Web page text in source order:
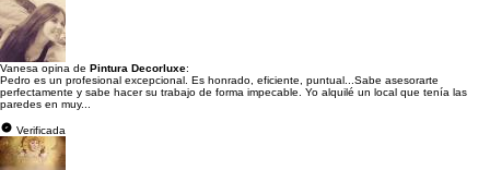
Vanesa opina de Pintura Decorluxe:
Pedro es un profesional excepcional. Es honrado, eficiente, puntual...Sabe asesorarte
perfectamente y sabe hacer su trabajo de forma impecable. Yo alquilé un local que tenía las
paredes en muy...
Verificada